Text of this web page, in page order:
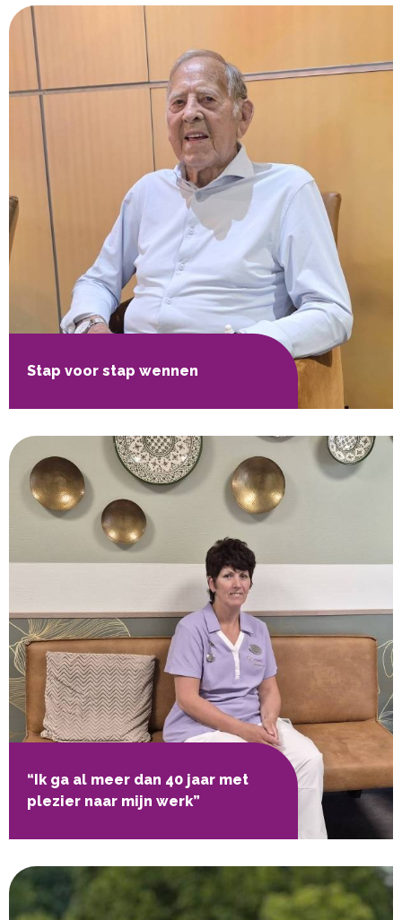
Stap voor stap wennen
“Ik ga al meer dan 40 jaar met
plezier naar mijn werk”